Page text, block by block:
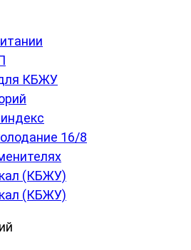
КБЖУ
16/8
(КБЖУ)
(КБЖУ)